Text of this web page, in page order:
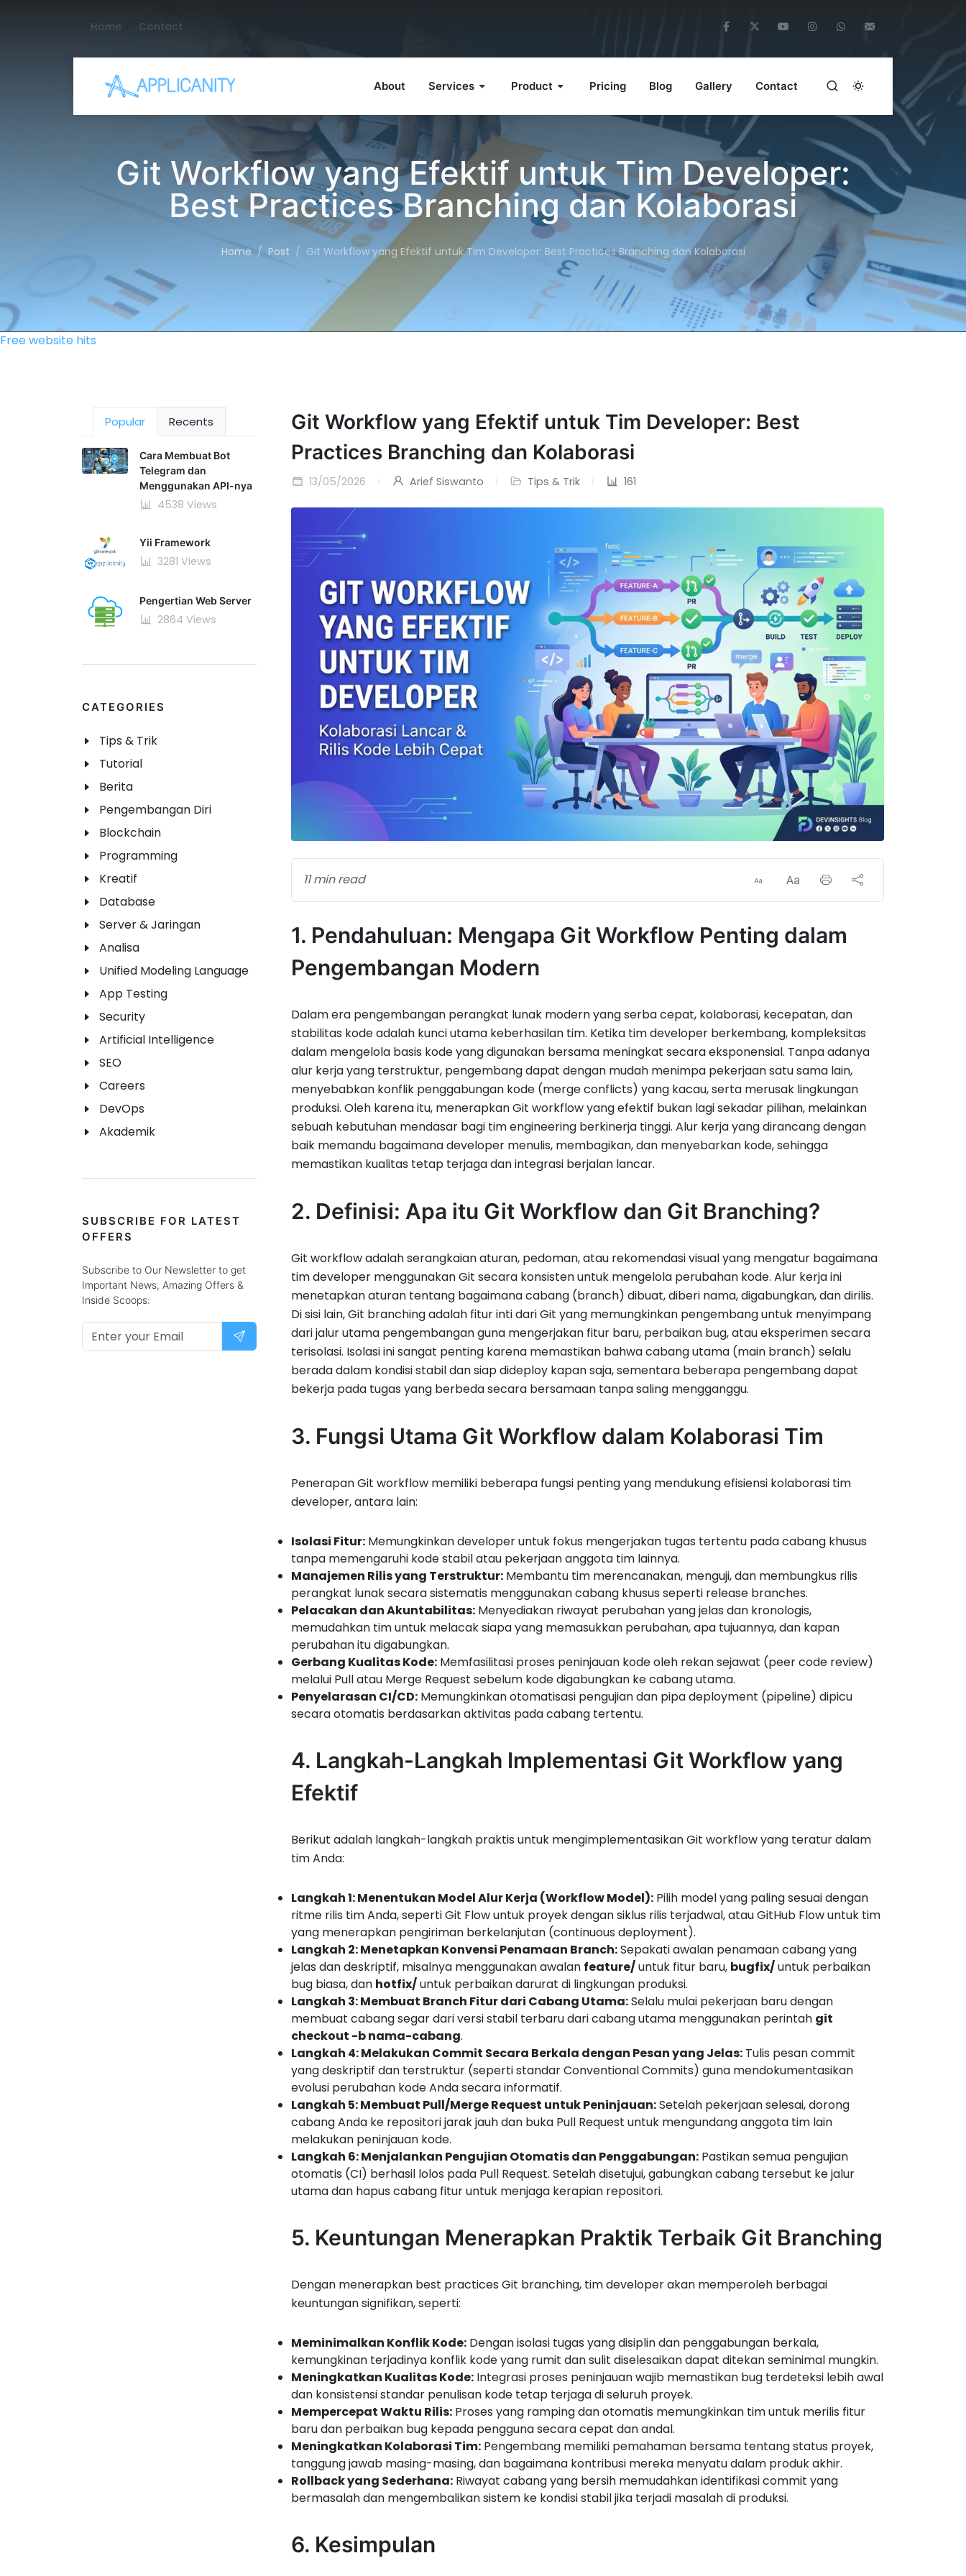
Home Contact
About Services Product Pricing Blog Gallery Contact
Git Workflow yang Efektif untuk Tim Developer:
Best Practices Branching dan Kolaborasi
Home Post Git Workflow yang Efektif untuk Tim Developer: Best Practices Branching dan Kolaborasi
Free website hits
Git Workflow yang Efektif untuk Tim Developer: Best
Practices Branching dan Kolaborasi
13/05/2026 Arief Siswanto Tips & Trik 161
11 min read
1. Pendahuluan: Mengapa Git Workflow Penting dalam
Pengembangan Modern
Dalam era pengembangan perangkat lunak modern yang serba cepat, kolaborasi, kecepatan, dan
stabilitas kode adalah kunci utama keberhasilan tim. Ketika tim developer berkembang, kompleksitas
dalam mengelola basis kode yang digunakan bersama meningkat secara eksponensial. Tanpa adanya
alur kerja yang terstruktur, pengembang dapat dengan mudah menimpa pekerjaan satu sama lain,
menyebabkan konflik penggabungan kode (merge conflicts) yang kacau, serta merusak lingkungan
produksi. Oleh karena itu, menerapkan Git workflow yang efektif bukan lagi sekadar pilihan, melainkan
sebuah kebutuhan mendasar bagi tim engineering berkinerja tinggi. Alur kerja yang dirancang dengan
baik memandu bagaimana developer menulis, membagikan, dan menyebarkan kode, sehingga
memastikan kualitas tetap terjaga dan integrasi berjalan lancar.
2. Definisi: Apa itu Git Workflow dan Git Branching?
Git workflow adalah serangkaian aturan, pedoman, atau rekomendasi visual yang mengatur bagaimana
tim developer menggunakan Git secara konsisten untuk mengelola perubahan kode. Alur kerja ini
menetapkan aturan tentang bagaimana cabang (branch) dibuat, diberi nama, digabungkan, dan dirilis.
Di sisi lain, Git branching adalah fitur inti dari Git yang memungkinkan pengembang untuk menyimpang
dari jalur utama pengembangan guna mengerjakan fitur baru, perbaikan bug, atau eksperimen secara
terisolasi. Isolasi ini sangat penting karena memastikan bahwa cabang utama (main branch) selalu
berada dalam kondisi stabil dan siap dideploy kapan saja, sementara beberapa pengembang dapat
bekerja pada tugas yang berbeda secara bersamaan tanpa saling mengganggu.
3. Fungsi Utama Git Workflow dalam Kolaborasi Tim
Penerapan Git workflow memiliki beberapa fungsi penting yang mendukung efisiensi kolaborasi tim
developer, antara lain:
Isolasi Fitur: Memungkinkan developer untuk fokus mengerjakan tugas tertentu pada cabang khusus
tanpa memengaruhi kode stabil atau pekerjaan anggota tim lainnya.
Manajemen Rilis yang Terstruktur: Membantu tim merencanakan, menguji, dan membungkus rilis
perangkat lunak secara sistematis menggunakan cabang khusus seperti release branches.
Pelacakan dan Akuntabilitas: Menyediakan riwayat perubahan yang jelas dan kronologis,
memudahkan tim untuk melacak siapa yang memasukkan perubahan, apa tujuannya, dan kapan
perubahan itu digabungkan.
Gerbang Kualitas Kode: Memfasilitasi proses peninjauan kode oleh rekan sejawat (peer code review)
melalui Pull atau Merge Request sebelum kode digabungkan ke cabang utama.
Penyelarasan CI/CD: Memungkinkan otomatisasi pengujian dan pipa deployment (pipeline) dipicu
secara otomatis berdasarkan aktivitas pada cabang tertentu.
4. Langkah-Langkah Implementasi Git Workflow yang
Efektif
Berikut adalah langkah-langkah praktis untuk mengimplementasikan Git workflow yang teratur dalam
tim Anda:
Langkah 1: Menentukan Model Alur Kerja (Workflow Model): Pilih model yang paling sesuai dengan
ritme rilis tim Anda, seperti Git Flow untuk proyek dengan siklus rilis terjadwal, atau GitHub Flow untuk tim
yang menerapkan pengiriman berkelanjutan (continuous deployment).
Langkah 2: Menetapkan Konvensi Penamaan Branch:Sepakati awalan penamaan cabang yang
jelas dan deskriptif, misalnya menggunakan awalan feature/untuk fitur baru, bugfix/untuk perbaikan
bug biasa, dan hotfix/untuk perbaikan darurat di lingkungan produksi.
Langkah 3: Membuat Branch Fitur dari Cabang Utama:Selalu mulai pekerjaan baru dengan
membuat cabang segar dari versi stabil terbaru dari cabang utama menggunakan perintah git
checkout -b nama-cabang.
Langkah 4: Melakukan Commit Secara Berkala dengan Pesan yang Jelas: Tulis pesan commit
yang deskriptif dan terstruktur (seperti standar Conventional Commits) guna mendokumentasikan
evolusi perubahan kode Anda secara informatif.
Langkah 5: Membuat Pull/Merge Request untuk Peninjauan:Setelah pekerjaan selesai, dorong
cabang Anda ke repositori jarak jauh dan buka Pull Request untuk mengundang anggota tim lain
melakukan peninjauan kode.
Langkah 6: Menjalankan Pengujian Otomatis dan Penggabungan: Pastikan semua pengujian
otomatis (CI) berhasil lolos pada Pull Request. Setelah disetujui, gabungkan cabang tersebut ke jalur
utama dan hapus cabang fitur untuk menjaga kerapian repositori.
5. Keuntungan Menerapkan Praktik Terbaik Git Branching
Dengan menerapkan best practices Git branching, tim developer akan memperoleh berbagai
keuntungan signifikan, seperti:
Meminimalkan Konflik Kode: Dengan isolasi tugas yang disiplin dan penggabungan berkala,
kemungkinan terjadinya konflik kode yang rumit dan sulit diselesaikan dapat ditekan seminimal mungkin.
Meningkatkan Kualitas Kode: Integrasi proses peninjauan wajib memastikan bug terdeteksi lebih awal
dan konsistensi standar penulisan kode tetap terjaga di seluruh proyek.
Mempercepat Waktu Rilis: Proses yang ramping dan otomatis memungkinkan tim untuk merilis fitur
baru dan perbaikan bug kepada pengguna secara cepat dan andal.
Meningkatkan Kolaborasi Tim: Pengembang memiliki pemahaman bersama tentang status proyek,
tanggung jawab masing-masing, dan bagaimana kontribusi mereka menyatu dalam produk akhir.
Rollback yang Sederhana: Riwayat cabang yang bersih memudahkan identifikasi commit yang
bermasalah dan mengembalikan sistem ke kondisi stabil jika terjadi masalah di produksi.
6. Kesimpulan
Popular Recents
Cara Membuat Bot
Telegram dan
Menggunakan API-nya
4538 Views
Yii Framework
3281 Views
Pengertian Web Server
2864 Views
CATEGORIES
Tips & Trik
Tutorial
Berita
Pengembangan Diri
Blockchain
Programming
Kreatif
Database
Server & Jaringan
Analisa
Unified Modeling Language
App Testing
Security
Artificial Intelligence
SEO
Careers
DevOps
Akademik
SUBSCRIBE FOR LATEST
OFFERS
Subscribe to Our Newsletter to get
Important News, Amazing Offers &
Inside Scoops: